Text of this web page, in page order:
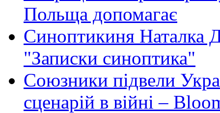
Польща допомагає
Синоптикиня Наталка
"Записки синоптика"
Союзники підвели
сценарій в війні –